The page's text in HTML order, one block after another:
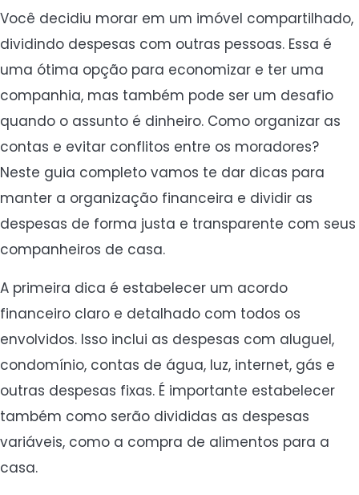
Você decidiu morar em um imóvel compartilhado,
dividindo despesas com outras pessoas. Essa é
uma ótima opção para economizar e ter uma
companhia, mas também pode ser um desafio
quando o assunto é dinheiro. Como organizar as
contas e evitar conflitos entre os moradores?
Neste guia completo vamos te dar dicas para
manter a organização financeira e dividir as
despesas de forma justa e transparente com seus
companheiros de casa.
A primeira dica é estabelecer um acordo
financeiro claro e detalhado com todos os
envolvidos. Isso inclui as despesas com aluguel,
condomínio, contas de água, luz, internet, gás e
outras despesas fixas. É importante estabelecer
também como serão divididas as despesas
variáveis, como a compra de alimentos para a
casa.